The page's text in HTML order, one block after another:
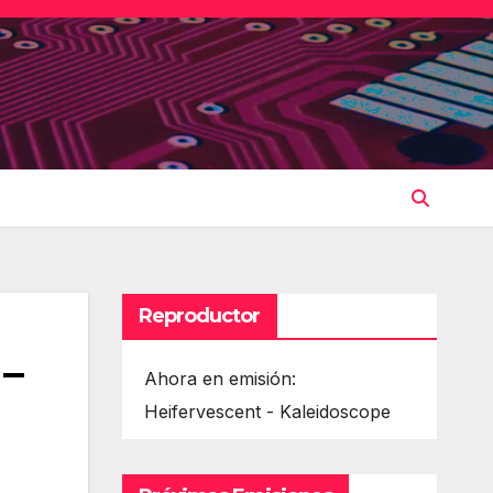
Reproductor
Ahora en emisión:
Heifervescent - Kaleidoscope